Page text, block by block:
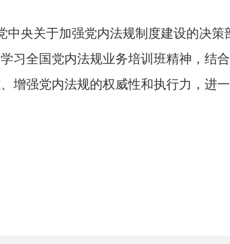
中央关于加强党内法规制度建设的决策
习全国党内法规业务培训班精神，结合
增强党内法规的权威性和执行力，进一